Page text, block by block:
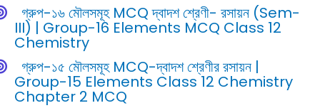
গ্রুপ-১৬ মৌলসমূহ MCQ দ্বাদশ শ্রেণী- রসায়ন (Sem-
III) | Group-16 Elements MCQ Class 12
Chemistry
গ্রুপ-১৫ মৌলসমূহ MCQ-দ্বাদশ শ্রেণীর রসায়ন |
Group-15 Elements Class 12 Chemistry
Chapter 2 MCQ